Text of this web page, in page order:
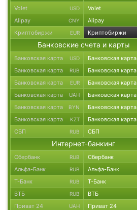
Volet USD Volet
Alipay CNY Alipay
Криптобиржи EUR Криптобиржи
Банковские счета и карты
Банковская карта USD Банковская карта
Банковская карта RUB Банковская карта
Банковская карта EUR Банковская карта
Банковская карта UAH Банковская карта
Банковская карта BYN Банковская карта
Банковская карта KZT Банковская карта
СБП RUB СБП
Интернет-банкинг
Сбербанк RUB Сбербанк
Альфа-Банк RUB Альфа-Банк
Т-Банк RUB Т-Банк
ВТБ RUB ВТБ
Приват 24 UAH Приват 24